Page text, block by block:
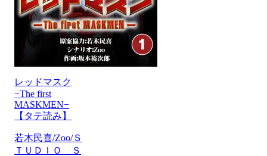
レッドマスク
−The first
MASKMEN−
【タテ読み】
若木民喜/Zoo/Ｓ
ＴＵＤＩＯ Ｓ